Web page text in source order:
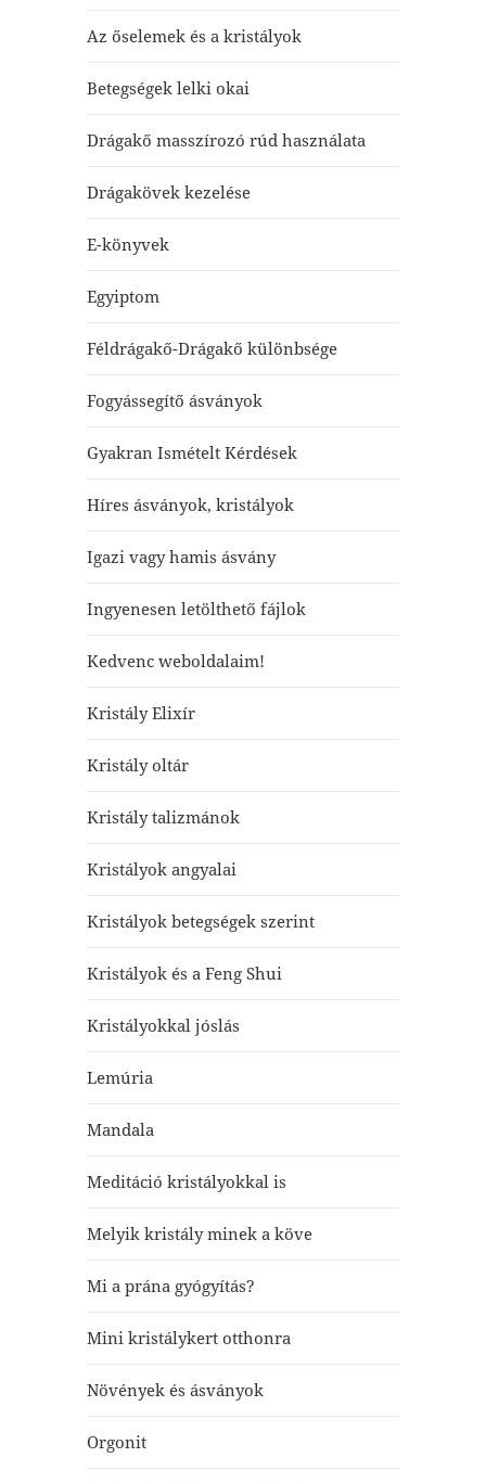
Az őselemek és a kristályok
Betegségek lelki okai
Drágakő masszírozó rúd használata
Drágakövek kezelése
E-könyvek
Egyiptom
Féldrágakő-Drágakő különbsége
Fogyássegítő ásványok
Gyakran Ismételt Kérdések
Híres ásványok, kristályok
Igazi vagy hamis ásvány
Ingyenesen letölthető fájlok
Kedvenc weboldalaim!
Kristály Elixír
Kristály oltár
Kristály talizmánok
Kristályok angyalai
Kristályok betegségek szerint
Kristályok és a Feng Shui
Kristályokkal jóslás
Lemúria
Mandala
Meditáció kristályokkal is
Melyik kristály minek a köve
Mi a prána gyógyítás?
Mini kristálykert otthonra
Növények és ásványok
Orgonit